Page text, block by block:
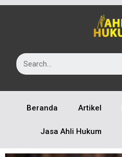
Beranda Artikel
Jasa Ahli Hukum